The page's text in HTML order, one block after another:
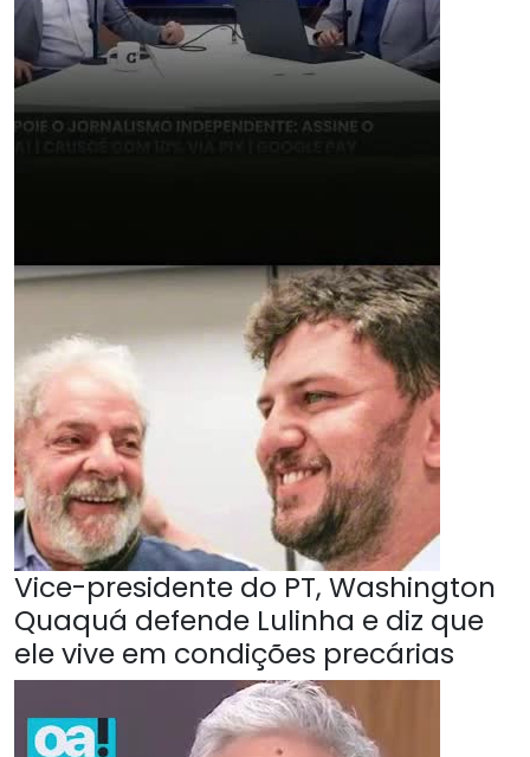
Vice-presidente do PT, Washington
Quaquá defende Lulinha e diz que
ele vive em condições precárias